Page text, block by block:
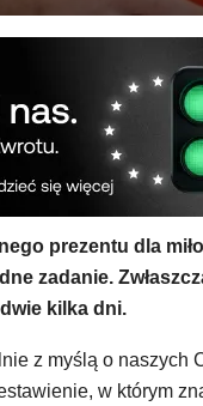
prezentu dla
zadanie.
kilka dni.
z myślą o naszych
w którym